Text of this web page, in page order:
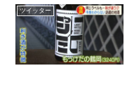
ツイッター